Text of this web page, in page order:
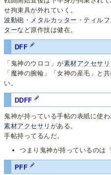
せ拘束具が外れていく。
波動砲 ・ メタルカッター ・ ティル
ターなど原作技は健在。
DFF
「鬼神のウロコ」が素材アクセサリ
「魔神の腕輪」「女神の産毛」と
い。
DDFF
鬼神が持っている手帖の表紙に使
素材アクセサリ がある。
手帖持ってるんだ。
つまり鬼神が持っているの
PFF